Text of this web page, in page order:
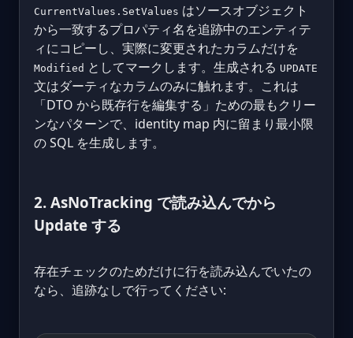
CurrentValues.SetValues はソースオブジェクト
から一致するプロパティ名を追跡中のエンティテ
ィにコピーし、実際に変更されたカラムだけを
Modified としてマークします。生成される UPDATE
文はダーティなカラムのみに触れます。これは
「DTO から既存行を編集する」ための最もクリー
ンなパターンで、identity map 内に留まり最小限
の SQL を生成します。
2. AsNoTracking で読み込んでから
Update する
存在チェックのためだけに行を読み込んでいたの
なら、追跡なしで行ってください: